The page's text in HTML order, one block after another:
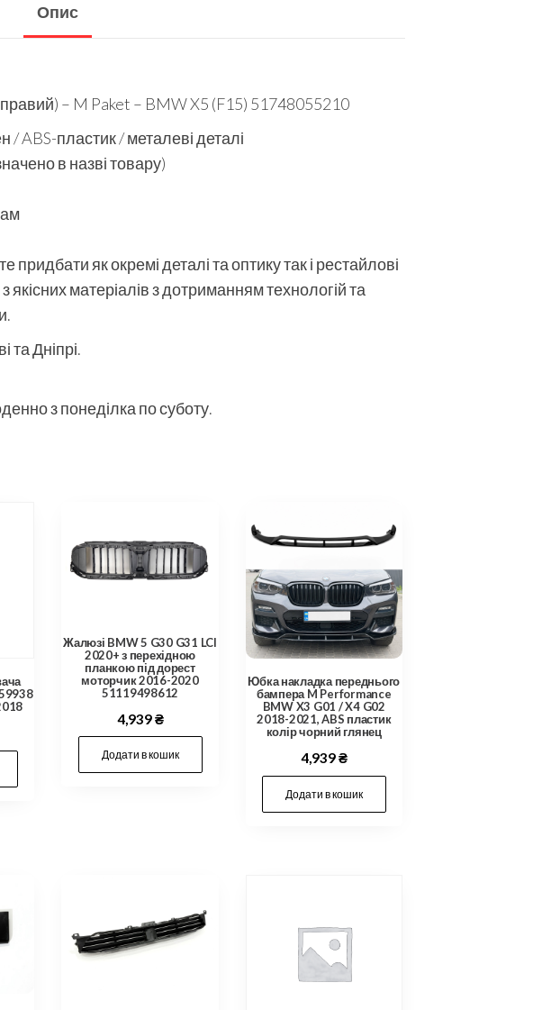
Опис
– M Paket – BMW X5 (F15) 51748055210
/ ABS-пластик / металеві деталі
в назві товару)
як окремі деталі та оптику так і рестайлові
якісних матеріалів з дотриманням технологій та
та Дніпрі.
з понеділка по суботу.
Жалюзі BMW 5 G30 G31 LCI
2020+ з перехідною
планкою під дорест
моторчик 2016-2020
51119498612
4,939₴
Додати в кошик
Юбка накладка переднього
бампера M Performance
BMW X3 G01 / X4 G02
2018-2021, ABS пластик
колір чорний глянец
4,939₴
Додати в кошик